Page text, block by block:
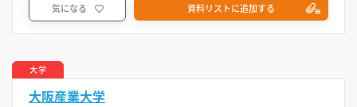
気になる 資料リストに追加する
大学
大阪産業大学